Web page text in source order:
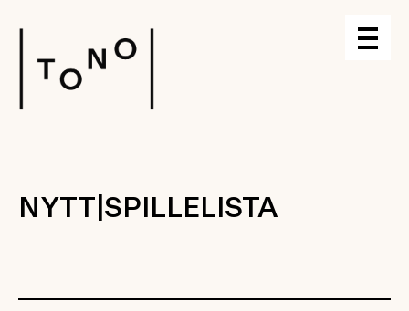
NYTT|SPILLELISTA